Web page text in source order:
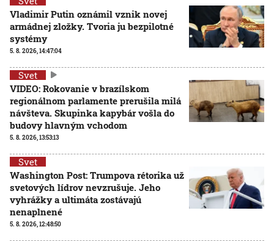
Vladimir Putin oznámil vznik novej
armádnej zložky. Tvoria ju bezpilotné
systémy
5. 8. 2026, 14:47:04
Svet
VIDEO: Rokovanie v brazílskom
regionálnom parlamente prerušila milá
návšteva. Skupinka kapybár vošla do
budovy hlavným vchodom
5. 8. 2026, 13:53:13
Svet
Washington Post: Trumpova rétorika už
svetových lídrov nevzrušuje. Jeho
vyhrážky a ultimáta zostávajú
nenaplnené
5. 8. 2026, 12:48:50